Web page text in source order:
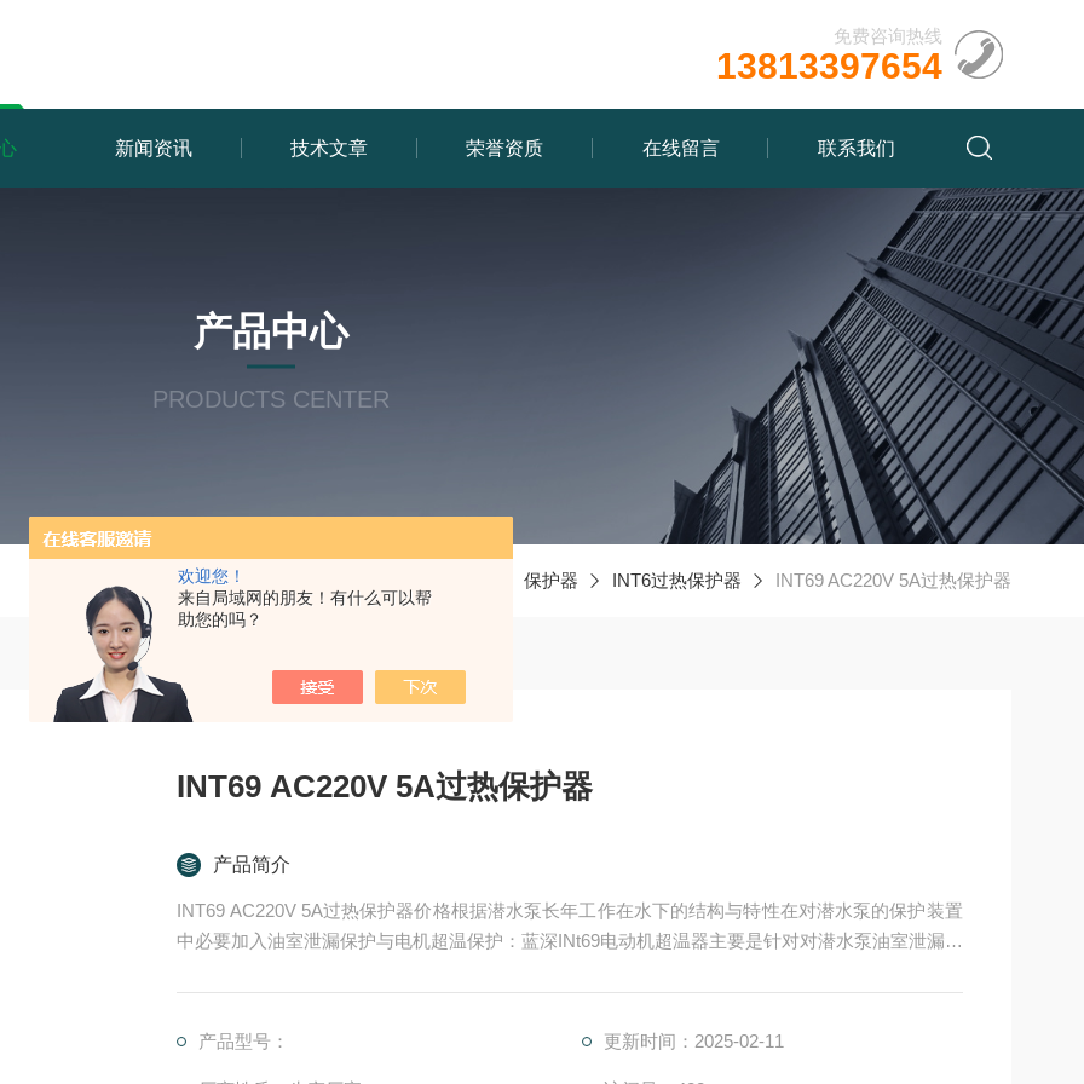
欢迎您！
来自局域网的朋友！有什么可以帮
助您的吗？
免费咨询热线
13813397654
新闻资讯 技术文章 荣誉资质 在线留言 联系我们
产品中心
PRODUCTS CENTER
保护器 INT6过热保护器 INT69 AC220V 5A过热保护器
INT69 AC220V 5A过热保护器
产品简介
INT69 AC220V 5A过热保护器价格根据潜水泵长年工作在水下的结构与特性在对潜水泵的保护装置
中必要加入油室泄漏保护与电机超温保护：蓝深INt69电动机超温器主要是针对对潜水泵油室泄漏的
产品型号： 更新时间：2025-02-11